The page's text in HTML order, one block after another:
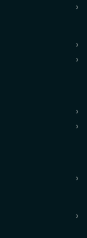
›
›
›
›
›
›
›